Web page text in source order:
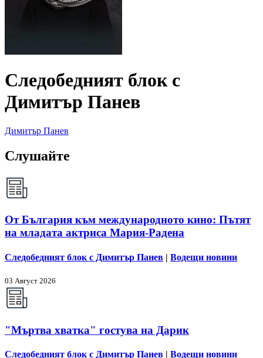
Следобедният блок с
Димитър Панев
Димитър Панев
Слушайте
От България към международното кино: Пътят
на младата актриса Мария-Радена
Следобедният блок с Димитър Панев | Водещи новини
03 Август 2026
"Мъртва хватка" гостува на Дарик
Следобедният блок с Димитър Панев | Водещи новини